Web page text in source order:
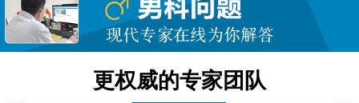
更权威的专家团队